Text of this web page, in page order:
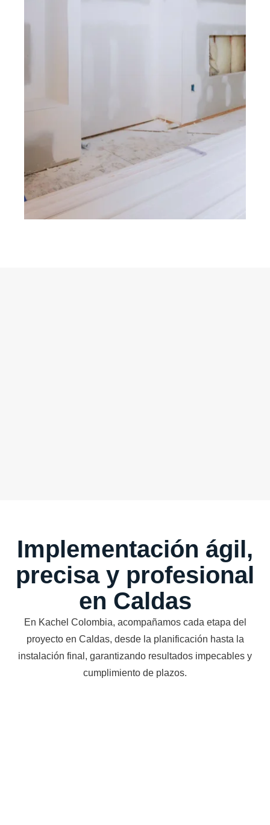
Implementación ágil,
precisa y profesional
en Caldas
En Kachel Colombia, acompañamos cada etapa del
proyecto en Caldas, desde la planificación hasta la
instalación final, garantizando resultados impecables y
cumplimiento de plazos.